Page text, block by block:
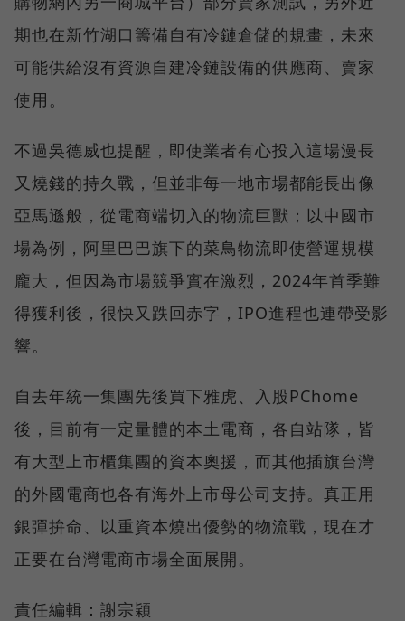
期也在新竹湖口籌備自有冷鏈倉儲的規畫，未來
可能供給沒有資源自建冷鏈設備的供應商、賣家
使用。
不過吳德威也提醒，即使業者有心投入這場漫長
又燒錢的持久戰，但並非每一地市場都能長出像
亞馬遜般，從電商端切入的物流巨獸；以中國市
場為例，阿里巴巴旗下的菜鳥物流即使營運規模
龐大，但因為市場競爭實在激烈，2024年首季難
得獲利後，很快又跌回赤字，IPO進程也連帶受影
響。
自去年統一集團先後買下雅虎、入股PChome
後，目前有一定量體的本土電商，各自站隊，皆
有大型上市櫃集團的資本奧援，而其他插旗台灣
的外國電商也各有海外上市母公司支持。真正用
銀彈拚命、以重資本燒出優勢的物流戰，現在才
正要在台灣電商市場全面展開。
責任編輯：謝宗穎